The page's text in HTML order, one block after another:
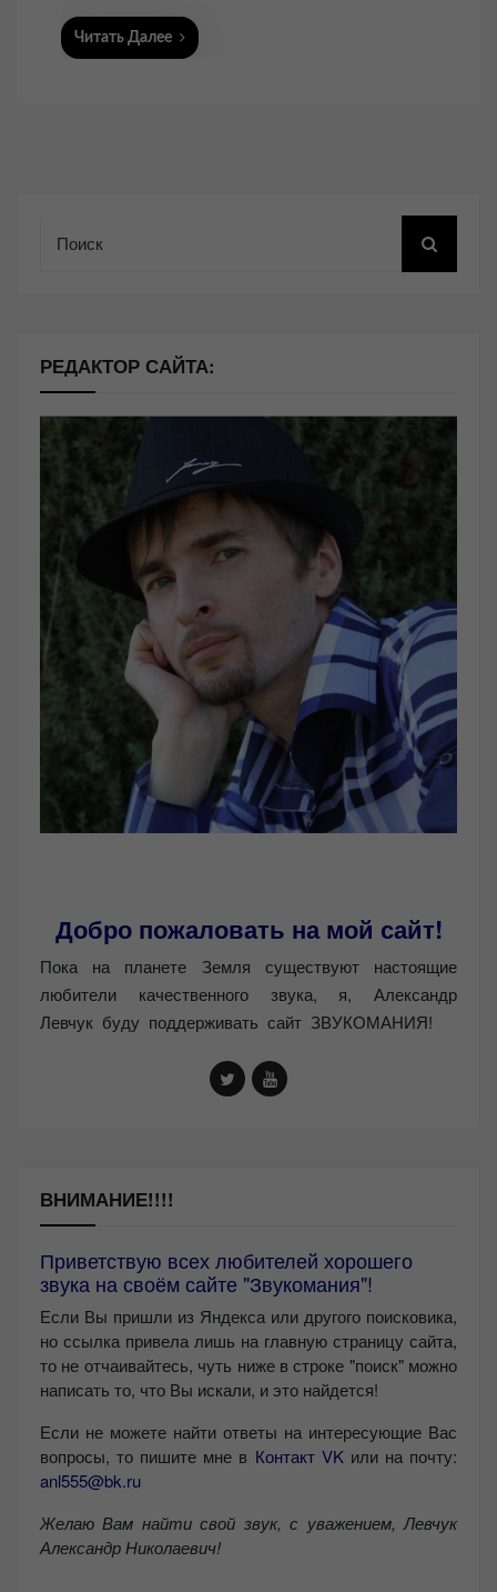
Читать Далее
РЕДАКТОР САЙТА:
Добро пожаловать на мой сайт!
Пока на планете Земля существуют настоящие
любители качественного звука, я, Александр
Левчук буду поддерживать сайт ЗВУКОМАНИЯ!
ВНИМАНИЕ!!!!
Приветствую всех любителей хорошего
звука на своём сайте "Звукомания"!
Если Вы пришли из Яндекса или другого поисковика,
но ссылка привела лишь на главную страницу сайта,
то не отчаивайтесь, чуть ниже в строке "поиск" можно
написать то, что Вы искали, и это найдется!
Если не можете найти ответы на интересующие Вас
вопросы, то пишите мне в Контакт VKили на почту:
anl555@bk.ru
Желаю Вам найти свой звук, с уважением, Левчук
Александр Николаевич!